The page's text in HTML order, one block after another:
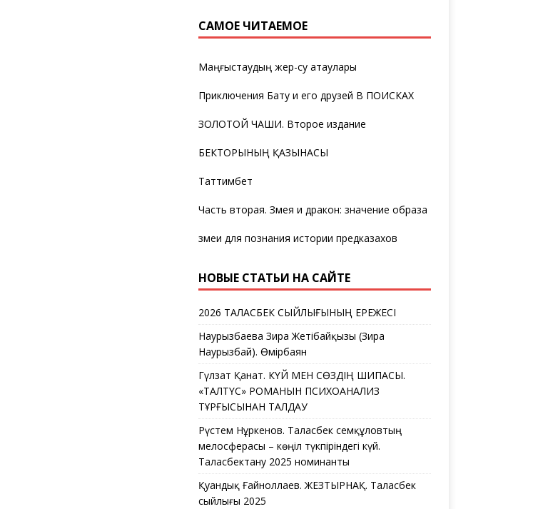
САМОЕ ЧИТАЕМОЕ
Маңғыстаудың жер-су атаулары
Приключения Бату и его друзей В ПОИСКАХ
ЗОЛОТОЙ ЧАШИ. Второе издание
БЕКТОРЫНЫҢ ҚАЗЫНАСЫ
Таттимбет
Часть вторая. Змея и дракон: значение образа
змеи для познания истории предказахов
НОВЫЕ СТАТЬИ НА САЙТЕ
2026 ТАЛАСБЕК СЫЙЛЫҒЫНЫҢ ЕРЕЖЕСІ
Наурызбаева Зира Жетібайқызы (Зира
Наурызбай). Өмірбаян
Гүлзат Қанат. КҮЙ МЕН СӨЗДІҢ ШИПАСЫ.
«ТАЛТҮС» РОМАНЫН ПСИХОАНАЛИЗ
ТҰРҒЫСЫНАН ТАЛДАУ
Рүстем Нұркенов. Таласбек Әсемқұловтың
мелосферасы – көңіл түкпіріндегі күй.
Таласбектану 2025 номинанты
Қуандық Ғайноллаев. ЖЕЗТЫРНАҚ. Таласбек
сыйлығы 2025